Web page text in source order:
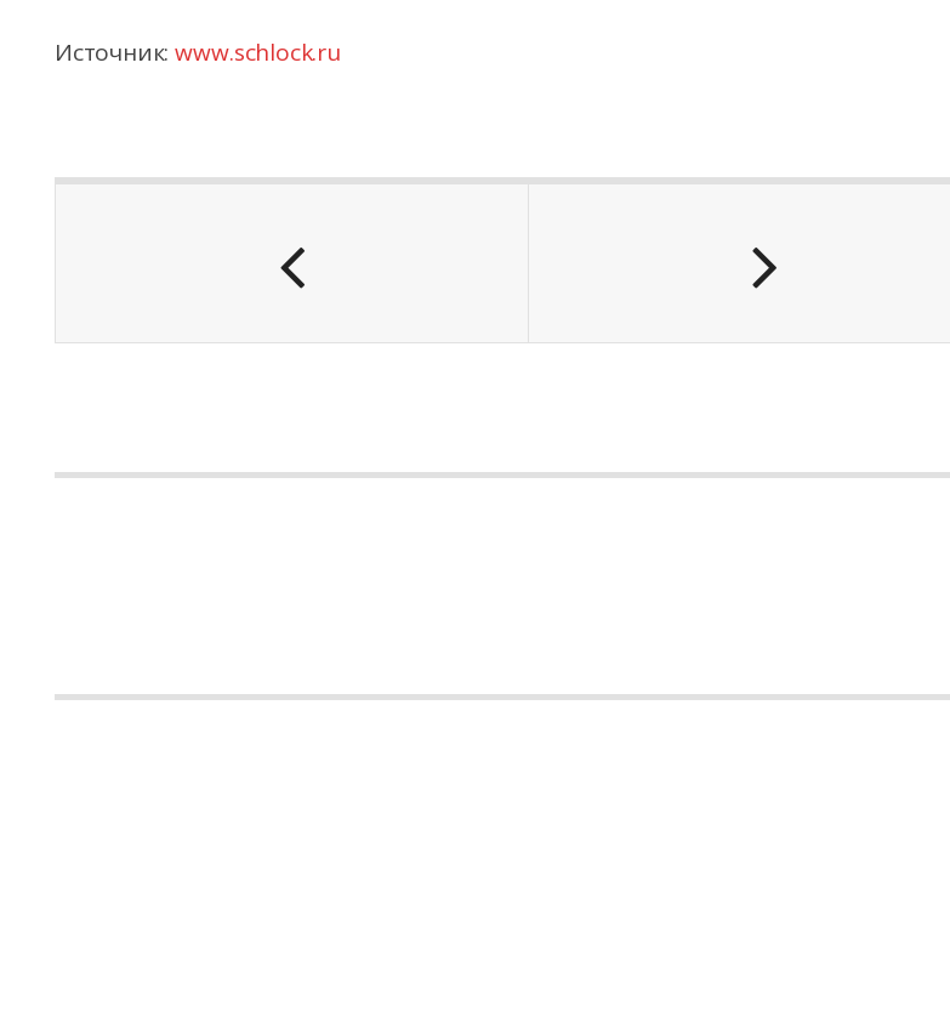
Источник:www.schlock.ru